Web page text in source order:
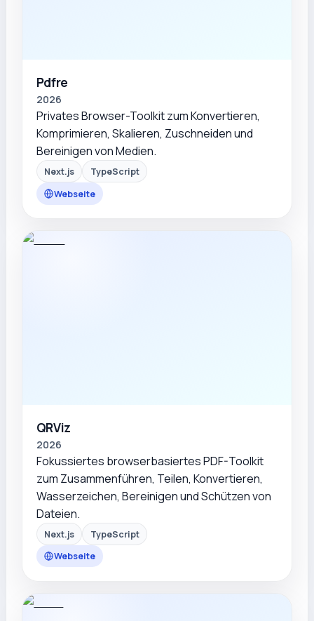
Pdfre
2026
Privates Browser-Toolkit zum Konvertieren,
Komprimieren, Skalieren, Zuschneiden und
Bereinigen von Medien.
Next.js
TypeScript
Webseite
QRViz
2026
Fokussiertes browserbasiertes PDF-Toolkit
zum Zusammenführen, Teilen, Konvertieren,
Wasserzeichen, Bereinigen und Schützen von
Dateien.
Next.js
TypeScript
Webseite